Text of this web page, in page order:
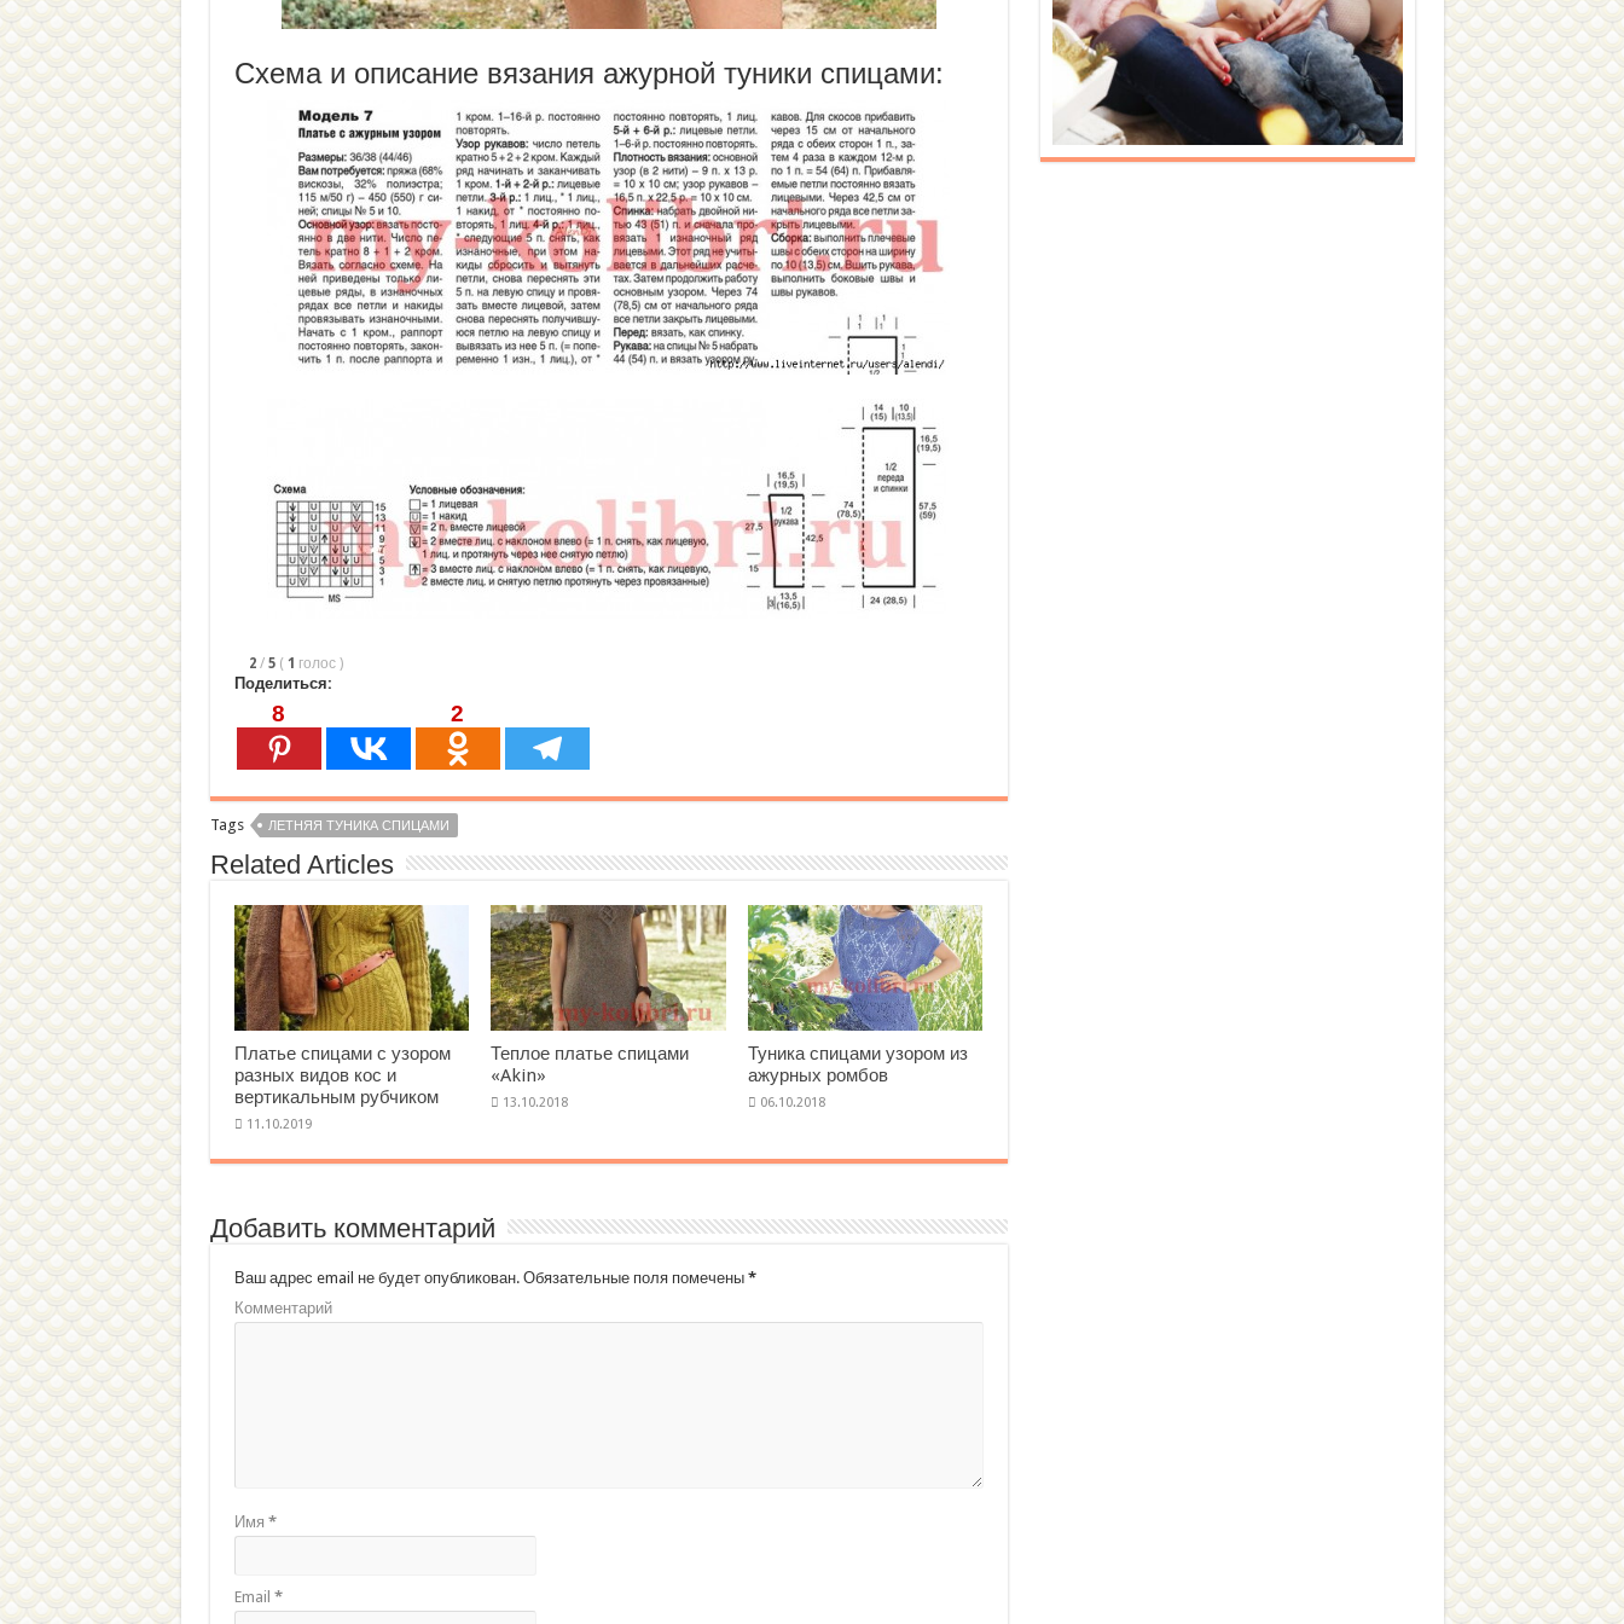
Схема и описание вязания ажурной туники спицами:
2 / 5 ( 1 голос )
Поделиться:
8 2
Tags ЛЕТНЯЯ ТУНИКА СПИЦАМИ
Related Articles
Платье спицами с узором
разных видов кос и
вертикальным рубчиком
Теплое платье спицами
«Akin»
Туника спицами узором из
ажурных ромбов
Добавить комментарий
Ваш адрес email не будет опубликован.Обязательные поля помечены *
Комментарий
Имя *
Email *